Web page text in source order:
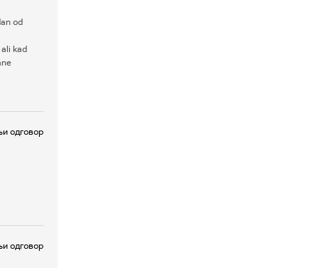
od
kad
одговор
одговор